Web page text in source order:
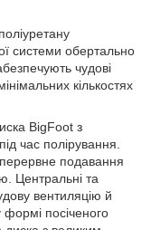
системи обертально
чудові
кількостях
BigFoot з
час полірування.
подавання
Центральні та
вентиляцію й
посіченого